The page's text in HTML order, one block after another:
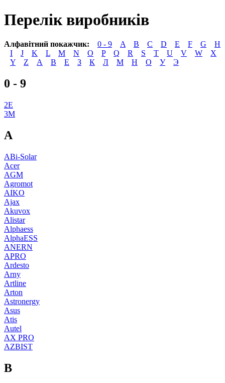
Перелік виробників
Алфавітний покажчик: 0 - 9 A B C D E F G
H
I
J K L M N O P Q R S T U V W
X
Y
Z А В Е З К Л М Н О У Э
0 - 9
2E
3M
A
ABi-Solar
Acer
AGM
Agromot
AIKO
Ajax
Akuvox
Alistar
Alphaess
AlphaESS
ANERN
APRO
Ardesto
Arny
Artline
Arton
Astronergy
Asus
Atis
Autel
AX PRO
AZBIST
B